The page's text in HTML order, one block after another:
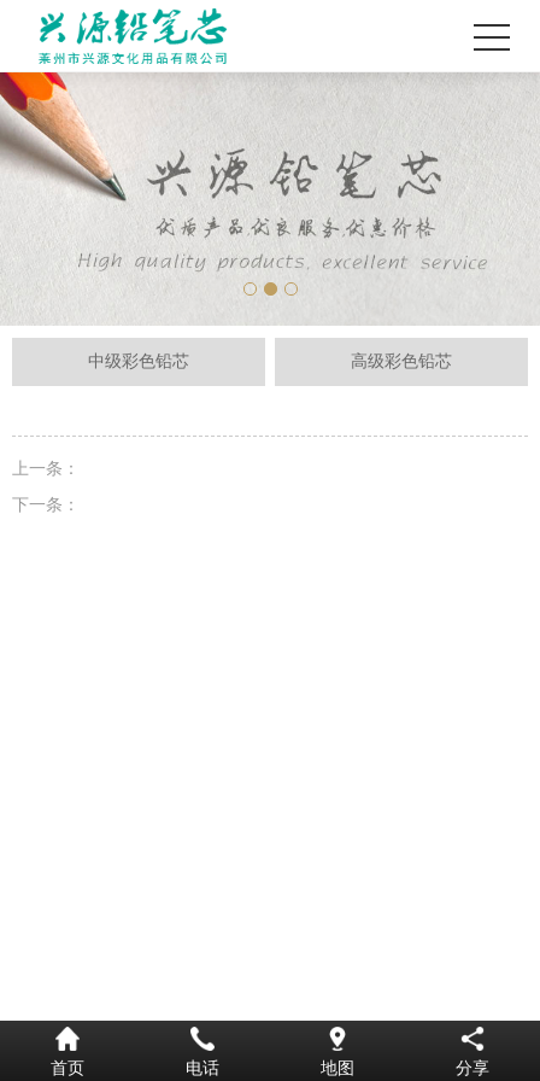
中级彩色铅芯 高级彩色铅芯
上一条：
下一条：
首页 电话 地图 分享